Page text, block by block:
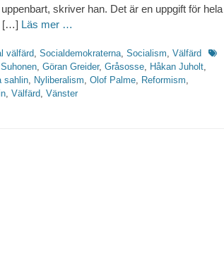
skriver han. Det är en uppgift för hela
[…] Läs mer …
välfärd, Socialdemokraterna, Socialism, Välfärd
, Göran Greider, Gråsosse, Håkan Juholt,
sahlin, Nyliberalism, Olof Palme, Reformism,
, Välfärd, Vänster